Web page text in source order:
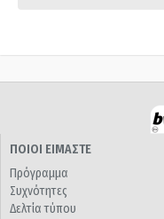
ΠΟΙΟΙ ΕΙΜΑΣΤΕ
Πρόγραμμα
Συχνότητες
Δελτία τύπου